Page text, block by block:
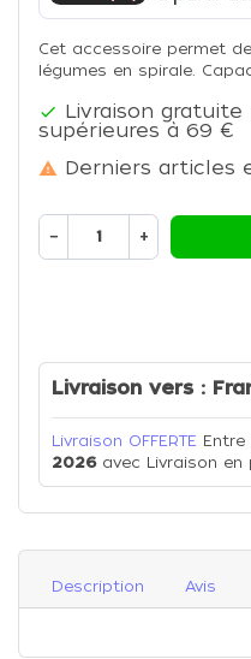
Cet accessoire permet
légumes en spirale.
 Livraison
supérieures à 69 €
 Derniers articles
− +
Livraison vers :
Livraison OFFERTE Entre
2026avec Livraison en
Description Avis